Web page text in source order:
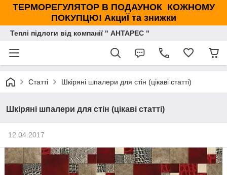
ТЕРМОРЕГУЛЯТОР В ПОДАУНОК КОЖНОМУ
ПОКУПЦЮ! АкциЇ та знижки
Теплі підлоги від компанії " АНТАРЕС "
Статті Шкіряні шпалери для стін (цікаві статті)
Шкіряні шпалери для стін (цікаві статті)
12.04.2017